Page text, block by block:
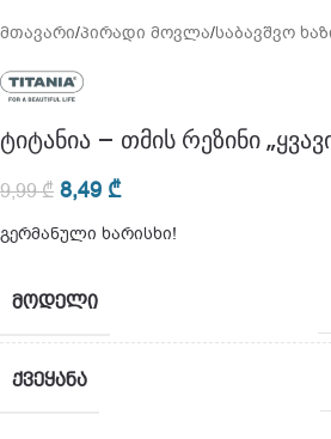
მთავარი/პირადი მოვლა/საბავშვო
ტიტანია – თმის რეზინი
9,99₾ 8,49 ₾
გერმანული ხარისხი!
ᲛᲝᲓᲔᲚᲘ
ᲥᲕᲔᲧᲐᲜᲐ